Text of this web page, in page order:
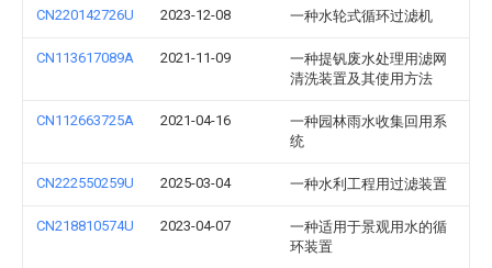
CN220142726U 2023-12-08 一种水轮式循环过滤机
CN113617089A 2021-11-09
一种提钒废水处理用滤网
清洗装置及其使用方法
CN112663725A 2021-04-16
一种园林雨水收集回用系
统
CN222550259U 2025-03-04 一种水利工程用过滤装置
CN218810574U 2023-04-07
一种适用于景观用水的循
环装置